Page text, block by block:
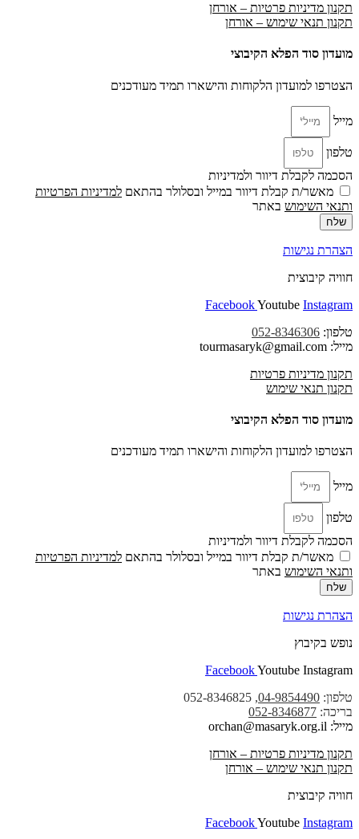
תקנון מדיניות פרטיות – אורחן
תקנון תנאי שימוש – אורחן
מועדון סוד הפלא הקיבוצי
הצטרפו למועדון הלקוחות והישארו תמיד מעודכנים
מייל
טלפון
הסכמה לקבלת דיוור ולמדיניות
מאשר/ת קבלת דיוור במייל ובסלולר בהתאם למדיניות הפרטיות
ותנאי השימוש באתר
שלח
הצהרת נגישות
חוויה קיבוצית
FacebookYoutube Instagram
טלפון: 052-8346306
מייל: tourmasaryk@gmail.com
תקנון מדיניות פרטיות
תקנון תנאי שימוש
מועדון סוד הפלא הקיבוצי
הצטרפו למועדון הלקוחות והישארו תמיד מעודכנים
מייל
טלפון
הסכמה לקבלת דיוור ולמדיניות
מאשר/ת קבלת דיוור במייל ובסלולר בהתאם למדיניות הפרטיות
ותנאי השימוש באתר
שלח
הצהרת נגישות
נופש בקיבוץ
FacebookYoutube Instagram
טלפון: 04-9854490
, 052-8346825
בריכה: 052-8346877
מייל: orchan@masaryk.org.il
תקנון מדיניות פרטיות – אורחן
תקנון תנאי שימוש – אורחן
חוויה קיבוצית
FacebookYoutube Instagram